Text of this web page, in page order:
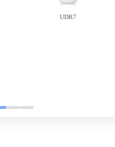
UDR7